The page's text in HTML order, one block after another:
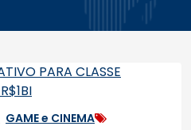
GAME e CINEMA